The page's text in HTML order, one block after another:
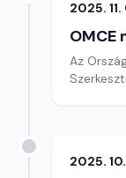
2025. 11.
OMCE
Az
2025.